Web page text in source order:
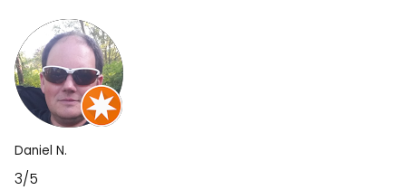
Daniel N.
3/5